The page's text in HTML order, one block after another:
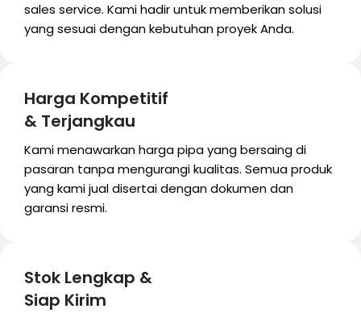
sales service. Kami hadir untuk memberikan solusi
yang sesuai dengan kebutuhan proyek Anda.
Harga Kompetitif
& Terjangkau
Kami menawarkan harga pipa yang bersaing di
pasaran tanpa mengurangi kualitas. Semua produk
yang kami jual disertai dengan dokumen dan
garansi resmi.
Stok Lengkap &
Siap Kirim